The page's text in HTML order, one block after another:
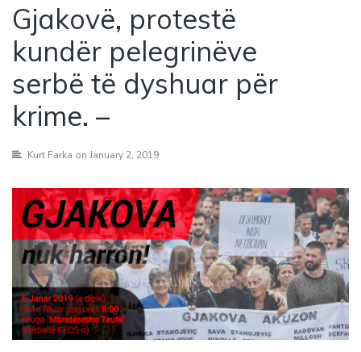
Gjakovë, protestë
kundër pelegrinëve
serbë të dyshuar për
krime. –
Kurt Farka on January 2, 2019